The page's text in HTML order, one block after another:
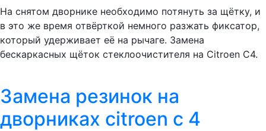
На снятом дворнике необходимо потянуть за щётку, и
в это же время отвёрткой немного разжать фиксатор,
который удерживает её на рычаге. Замена
бескаркасных щёток стеклоочистителя на Citroen C4.
Замена резинок на
дворниках citroen с 4